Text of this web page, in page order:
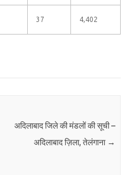
37 4,402
अदिलाबाद जिले की मंडलों की सूची –
अदिलाबाद ज़िला, तेलंगाना →